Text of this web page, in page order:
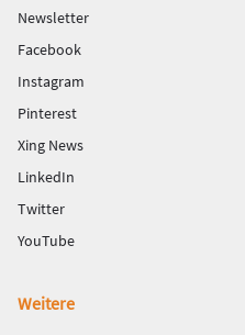
Newsletter
Facebook
Instagram
Pinterest
Xing News
LinkedIn
Twitter
YouTube
Weitere